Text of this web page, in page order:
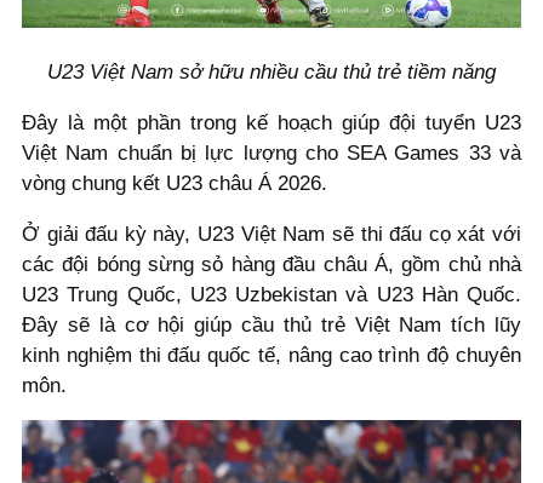
U23 Việt Nam sở hữu nhiều cầu thủ trẻ tiềm năng
Đây là một phần trong kế hoạch giúp đội tuyển U23
Việt Nam chuẩn bị lực lượng cho SEA Games 33 và
vòng chung kết U23 châu Á 2026.
Ở giải đấu kỳ này, U23 Việt Nam sẽ thi đấu cọ xát với
các đội bóng sừng sỏ hàng đầu châu Á, gồm chủ nhà
U23 Trung Quốc, U23 Uzbekistan và U23 Hàn Quốc.
Đây sẽ là cơ hội giúp cầu thủ trẻ Việt Nam tích lũy
kinh nghiệm thi đấu quốc tế, nâng cao trình độ chuyên
môn.